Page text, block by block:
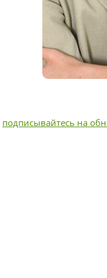
подписывайтесь на